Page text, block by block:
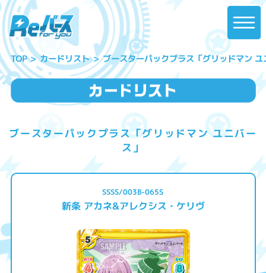
TOP カードリスト ブースターパックプラス「グリッドマン ユ
ブースターパックプラス「グリッドマン ユニバー
ス」
SSSS/003B-065S
新条 アカネ&アレクシス・ケリヴ